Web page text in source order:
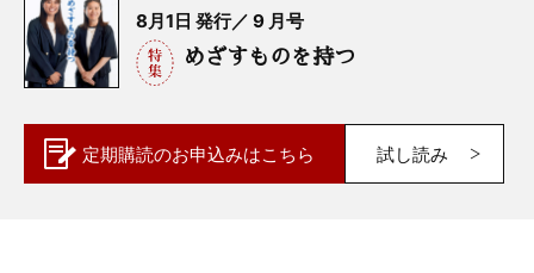
8月1日 発行／ 9 月号
めざすものを持つ
定期購読のお申込みはこちら 試し読み